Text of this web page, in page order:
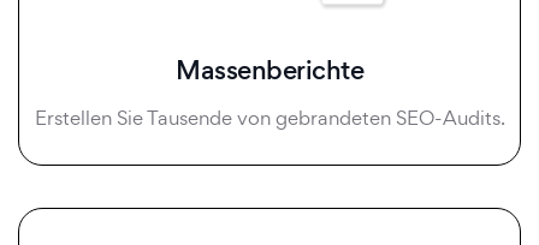
Massenberichte
Erstellen Sie Tausende von gebrandeten SEO-Audits.